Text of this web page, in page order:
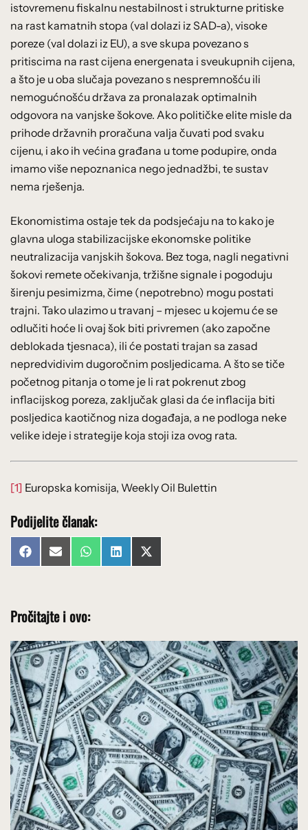
istovremenu fiskalnu nestabilnost i strukturne pritiske
na rast kamatnih stopa (val dolazi iz SAD-a), visoke
poreze (val dolazi iz EU), a sve skupa povezano s
pritiscima na rast cijena energenata i sveukupnih cijena,
a što je u oba slučaja povezano s nespremnošću ili
nemogućnošću država za pronalazak optimalnih
odgovora na vanjske šokove. Ako političke elite misle da
prihode državnih proračuna valja čuvati pod svaku
cijenu, i ako ih većina građana u tome podupire, onda
imamo više nepoznanica nego jednadžbi, te sustav
nema rješenja.
Ekonomistima ostaje tek da podsjećaju na to kako je
glavna uloga stabilizacijske ekonomske politike
neutralizacija vanjskih šokova. Bez toga, nagli negativni
šokovi remete očekivanja, tržišne signale i pogoduju
širenju pesimizma, čime (nepotrebno) mogu postati
trajni. Tako ulazimo u travanj – mjesec u kojemu će se
odlučiti hoće li ovaj šok biti privremen (ako započne
deblokada tjesnaca), ili će postati trajan sa zasad
nepredvidivim dugoročnim posljedicama. A što se tiče
početnog pitanja o tome je li rat pokrenut zbog
inflacijskog poreza, zaključak glasi da će inflacija biti
posljedica kaotičnog niza događaja, a ne podloga neke
velike ideje i strategije koja stoji iza ovog rata.
[1] Europska komisija, Weekly Oil Bulettin
Podijelite članak:
Share
on
FacebookShare
on
Email Share
on
WhatsAppShare
on
LinkedInShare
on
X
(Twitter)
Pročitajte i ovo: